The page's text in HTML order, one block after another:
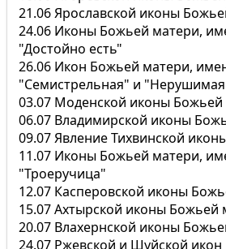
21.06 Ярославской иконы
24.06 Иконы Божьей матери,
"Достойно есть"
26.06 Икон Божьей матери,
"Семистрельная" и "Нерушимая
03.07 Моденской иконы Божьей
06.07 Владимирской иконы
09.07 Явление Тихвинской
11.07 Иконы Божьей матери,
"Троеручица"
12.07 Касперовской иконы
15.07 Ахтырской иконы Божьей
20.07 Влахернской иконы
24.07 Ржевской и Шуйской